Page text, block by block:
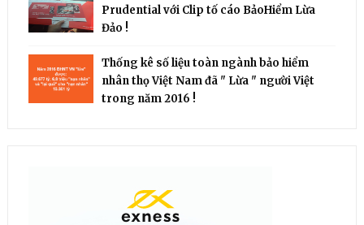
Prudential với Clip tố cáo BảoHiểm Lừa
Đảo !
Thống kê số liệu toàn ngành bảo hiểm
nhân thọ Việt Nam đã " Lừa " người Việt
trong năm 2016 !